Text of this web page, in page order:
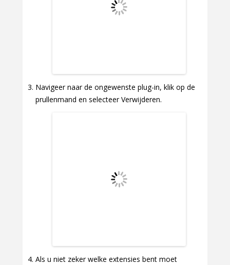
Navigeer naar de ongewenste plug-in, klik op de
prullenmand en selecteer Verwijderen.
Als u niet zeker welke extensies bent moet